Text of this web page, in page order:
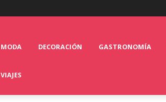
MODA DECORACIÓN GASTRONOMÍA
VIAJES